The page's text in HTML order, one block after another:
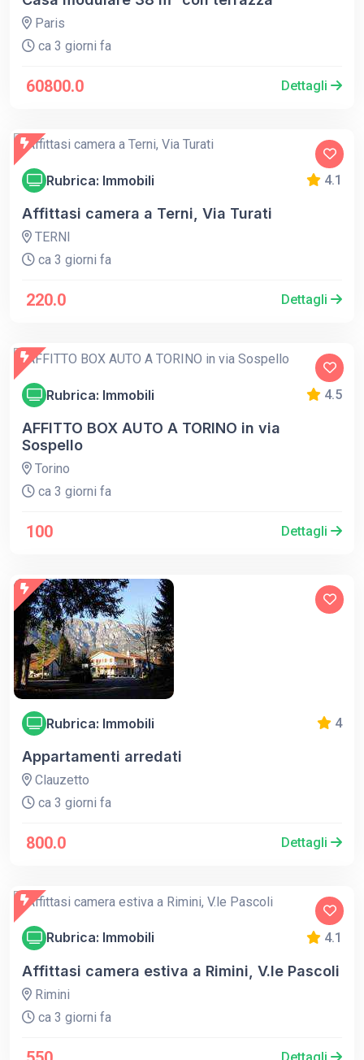
Paris
ca 3 giorni fa
60800.0 Dettagli
Rubrica: Immobili 4.1
Affittasi camera a Terni, Via Turati
TERNI
ca 3 giorni fa
220.0 Dettagli
Rubrica: Immobili 4.5
AFFITTO BOX AUTO A TORINO in via
Sospello
Torino
ca 3 giorni fa
100 Dettagli
Rubrica: Immobili 4
Appartamenti arredati
Clauzetto
ca 3 giorni fa
800.0 Dettagli
Rubrica: Immobili 4.1
Affittasi camera estiva a Rimini, V.le Pascoli
Rimini
ca 3 giorni fa